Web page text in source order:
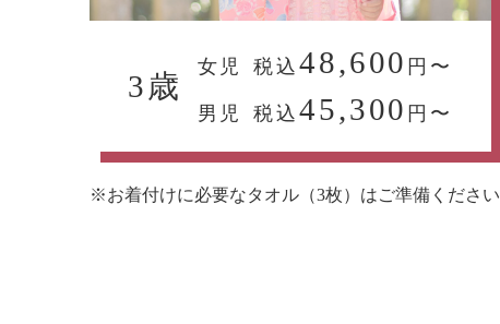
3歳
女児 税込48,600 円〜
男児 税込45,300 円〜
※お着付けに必要なタオル（3枚）はご準備ください